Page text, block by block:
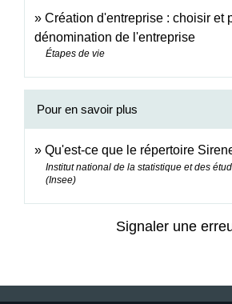
Création d'entreprise : choisir et
dénomination de l'entreprise
Étapes de vie
Pour en savoir plus
Qu'est-ce que le répertoire
Institut national de la statistique et des
(Insee)
Signaler une